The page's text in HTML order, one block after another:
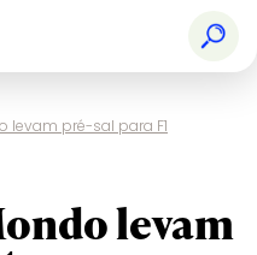
levam pré-sal para F1
levam